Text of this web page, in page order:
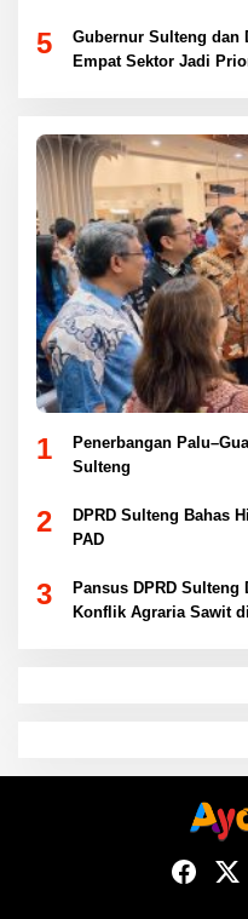
5
Gubernur Sulteng dan
Empat Sektor Jadi
1
Penerbangan
Sulteng
2
DPRD Sulteng Bahas
PAD
3
Pansus DPRD
Konflik Agraria Sawit